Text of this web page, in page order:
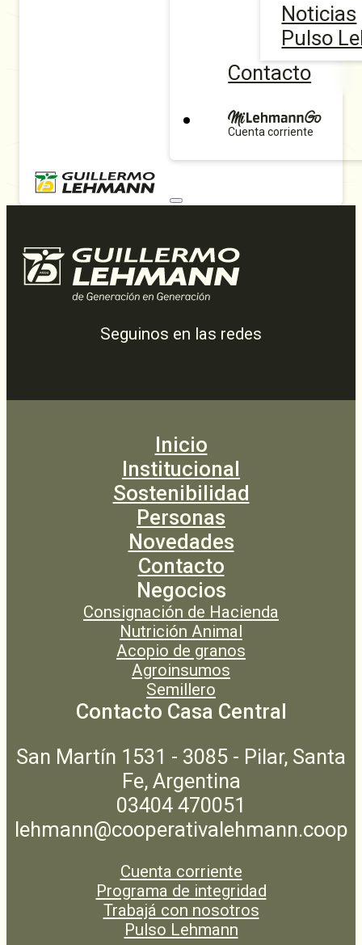
Noticias
Pulso
Contacto
Cuenta corriente
Seguinos en las redes
Inicio
Institucional
Sostenibilidad
Personas
Novedades
Contacto
Negocios
Consignación de Hacienda
Nutrición Animal
Acopio de granos
Agroinsumos
Semillero
Contacto Casa Central
San Martín 1531 - 3085 - Pilar, Santa
Fe, Argentina
03404 470051
lehmann@cooperativalehmann.coop
Cuenta corriente
Programa de integridad
Trabajá con nosotros
Pulso Lehmann